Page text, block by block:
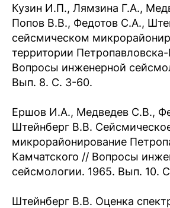
Кузин И.П., Лямзина Г.А.,
Попов В.В., Федотов С.А.,
сейсмическом
территории
Вопросы инженерной
Вып. 8. С. 3-60.
Ершов И.А., Медведев С.В.,
Штейнберг В.В.
микрорайонирование
Камчатского // Вопросы
сейсмологии. 1965. Вып. 10.
Штейнберг В.В. Оценка